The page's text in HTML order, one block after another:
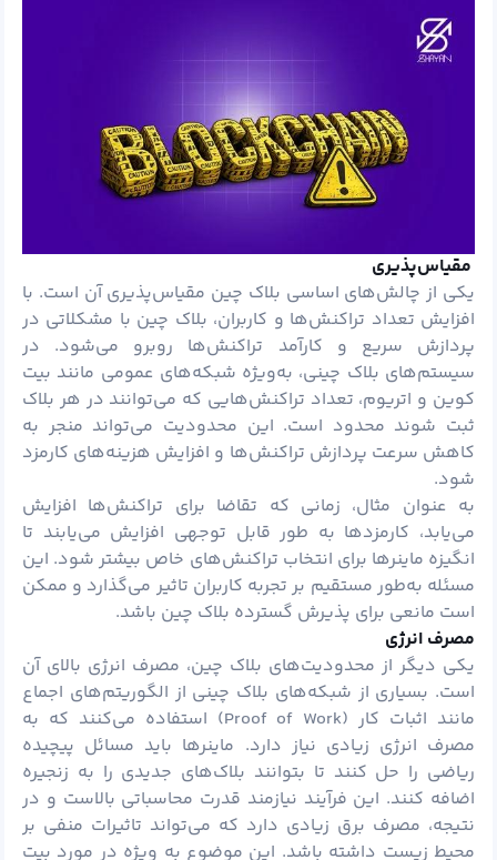
مقیاس‌پذیری
یکی از چالش‌های اساسی بلاک چین مقیاس‌پذیری آن است. با
افزایش تعداد تراکنش‌ها و کاربران، بلاک چین با مشکلاتی در
پردازش سریع و کارآمد تراکنش‌ها روبرو می‌شود. در
سیستم‌های بلاک چینی، به‌ویژه شبکه‌های عمومی مانند بیت
‌کوین و اتریوم، تعداد تراکنش‌هایی که می‌توانند در هر بلاک
ثبت شوند محدود است. این محدودیت می‌تواند منجر به
کاهش سرعت پردازش تراکنش‌ها و افزایش هزینه‌های کارمزد
شود.
به عنوان مثال، زمانی که تقاضا برای تراکنش‌ها افزایش
می‌یابد، کارمزدها به طور قابل توجهی افزایش می‌یابند تا
انگیزه ماینرها برای انتخاب تراکنش‌های خاص بیشتر شود. این
مسئله به‌طور مستقیم بر تجربه کاربران تاثیر می‌گذارد و ممکن
است مانعی برای پذیرش گسترده بلاک چین باشد.
مصرف انرژی
یکی دیگر از محدودیت‌های بلاک چین، مصرف انرژی بالای آن
است. بسیاری از شبکه‌های بلاک چینی از الگوریتم‌های اجماع
مانند اثبات کار (Proof of Work) استفاده می‌کنند که به
مصرف انرژی زیادی نیاز دارد. ماینرها باید مسائل پیچیده
ریاضی را حل کنند تا بتوانند بلاک‌های جدیدی را به زنجیره
اضافه کنند. این فرآیند نیازمند قدرت محاسباتی بالاست و در
نتیجه، مصرف برق زیادی دارد که می‌تواند تاثیرات منفی بر
محیط زیست داشته باشد. این موضوع به ویژه در مورد بیت